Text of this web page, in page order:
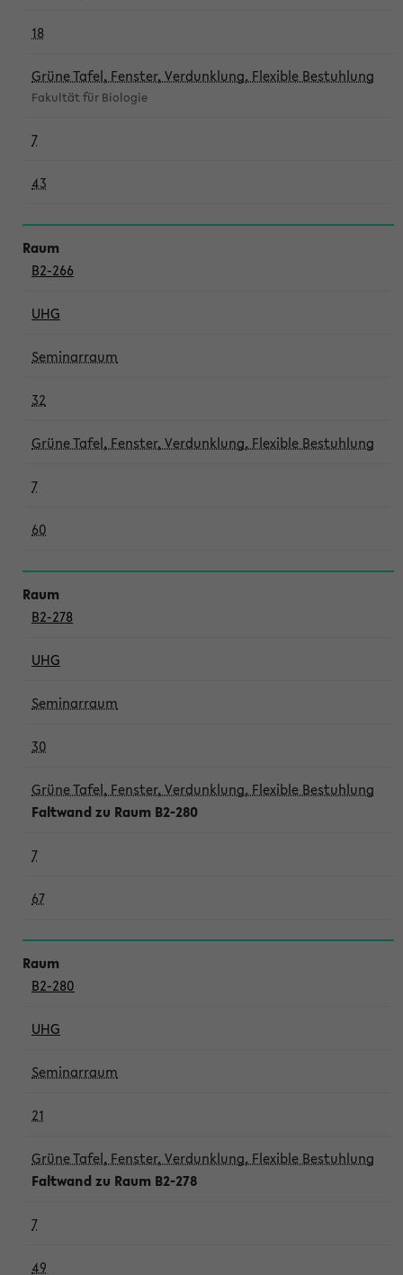
18
Grüne Tafel, Fenster, Verdunklung, Flexible Bestuhlung
Fakultät für Biologie
7
43
B2-266
UHG
Seminarraum
32
Grüne Tafel, Fenster, Verdunklung, Flexible Bestuhlung
7
60
B2-278
UHG
Seminarraum
30
Grüne Tafel, Fenster, Verdunklung, Flexible Bestuhlung
Faltwand zu Raum B2-280
7
67
B2-280
UHG
Seminarraum
21
Grüne Tafel, Fenster, Verdunklung, Flexible Bestuhlung
Faltwand zu Raum B2-278
7
49